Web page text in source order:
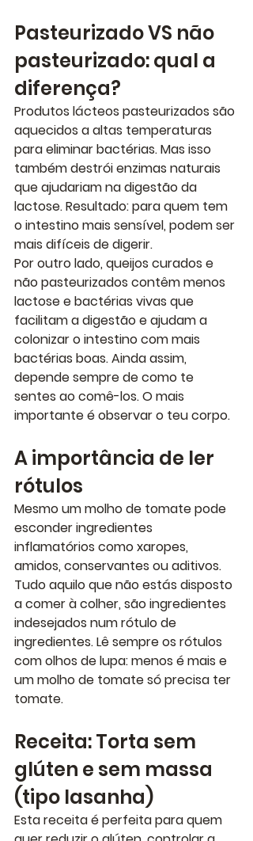
Pasteurizado VS não
pasteurizado: qual a
diferença?
Produtos lácteos pasteurizados são
aquecidos a altas temperaturas
para eliminar bactérias. Mas isso
também destrói enzimas naturais
que ajudariam na digestão da
lactose. Resultado: para quem tem
o intestino mais sensível, podem ser
mais difíceis de digerir.
Por outro lado, queijos curados e
não pasteurizados contêm menos
lactose e bactérias vivas que
facilitam a digestão e ajudam a
colonizar o intestino com mais
bactérias boas. Ainda assim,
depende sempre de como te
sentes ao comê-los. O mais
importante é observar o teu corpo.
A importância de ler
rótulos
Mesmo um molho de tomate pode
esconder ingredientes
inflamatórios como xaropes,
amidos, conservantes ou aditivos.
Tudo aquilo que não estás disposto
a comer à colher, são ingredientes
indesejados num rótulo de
ingredientes. Lê sempre os rótulos
com olhos de lupa: menos é mais e
um molho de tomate só precisa ter
tomate.
Receita: Torta sem
glúten e sem massa
(tipo lasanha)
Esta receita é perfeita para quem